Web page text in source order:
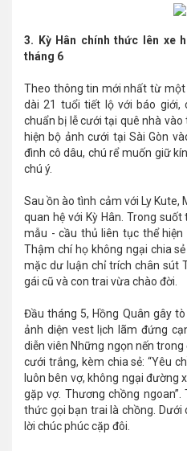
3. Kỳ Hân chính thức lên xe
tháng 6
Theo thông tin mới nhất từ
dài 21 tuổi tiết lộ với báo giới,
chuẩn bị lễ cưới tại quê nhà
hiện bộ ảnh cưới tại Sài Gòn
đình cô dâu, chú rể muốn giữ
chú ý.
Sau ồn ào tình cảm với Ly Kute,
quan hệ với Kỳ Hân. Trong
mẫu - cầu thủ liên tục thể
Thậm chí họ không ngại chia
mặc dư luận chỉ trích chân sút
gái cũ và con trai vừa chào đời.
Đầu tháng 5, Hồng Quân gây
ảnh diện vest lịch lãm đứng
diễn viên Những ngọn nến
cưới trắng, kèm chia sẻ: “Yêu
luôn bên vợ, không ngại đường
gặp vợ. Thương chồng
thức gọi bạn trai là chồng. Dưới
lời chúc phúc cặp đôi.